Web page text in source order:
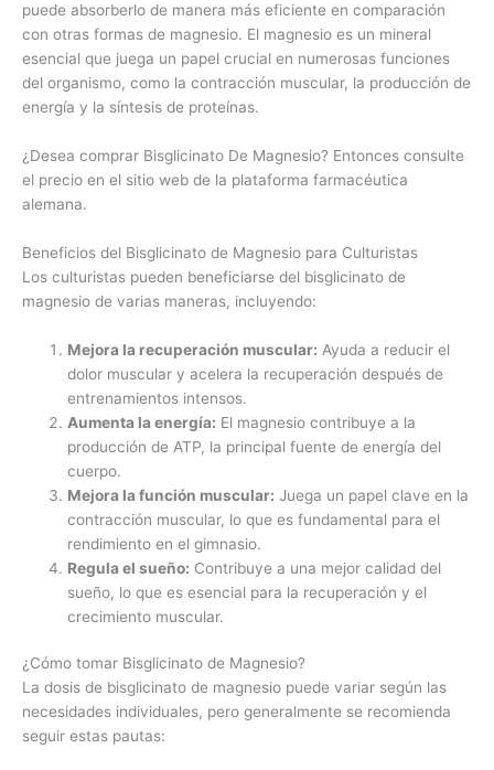
puede absorberlo de manera más eficiente en comparación
con otras formas de magnesio. El magnesio es un mineral
esencial que juega un papel crucial en numerosas funciones
del organismo, como la contracción muscular, la producción de
energía y la síntesis de proteínas.
¿Desea comprar Bisglicinato De Magnesio? Entonces consulte
el precio en el sitio web de la plataforma farmacéutica
alemana.
Beneficios del Bisglicinato de Magnesio para Culturistas
Los culturistas pueden beneficiarse del bisglicinato de
magnesio de varias maneras, incluyendo:
Mejora la recuperación muscular: Ayuda a reducir el
dolor muscular y acelera la recuperación después de
entrenamientos intensos.
Aumenta la energía: El magnesio contribuye a la
producción de ATP, la principal fuente de energía del
cuerpo.
Mejora la función muscular: Juega un papel clave en la
contracción muscular, lo que es fundamental para el
rendimiento en el gimnasio.
Regula el sueño: Contribuye a una mejor calidad del
sueño, lo que es esencial para la recuperación y el
crecimiento muscular.
¿Cómo tomar Bisglicinato de Magnesio?
La dosis de bisglicinato de magnesio puede variar según las
necesidades individuales, pero generalmente se recomienda
seguir estas pautas: